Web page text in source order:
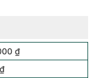
₫